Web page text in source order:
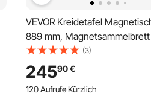
VEVOR Kreidetafel
889 mm, Magnetsammelbrett
1092 mm, Vertikalen oder
Aufhängen inkl. 4
Tuch, Wandmontage Aufsteller
(3)
24590€
120 Aufrufe Kürzlich